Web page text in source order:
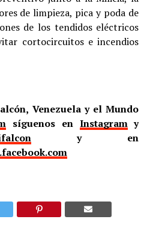
de limpieza, pica y poda de
de los tendidos eléctricos
cortocircuitos e incendios
Venezuela y el Mundo
síguenos en Instagramy
y en